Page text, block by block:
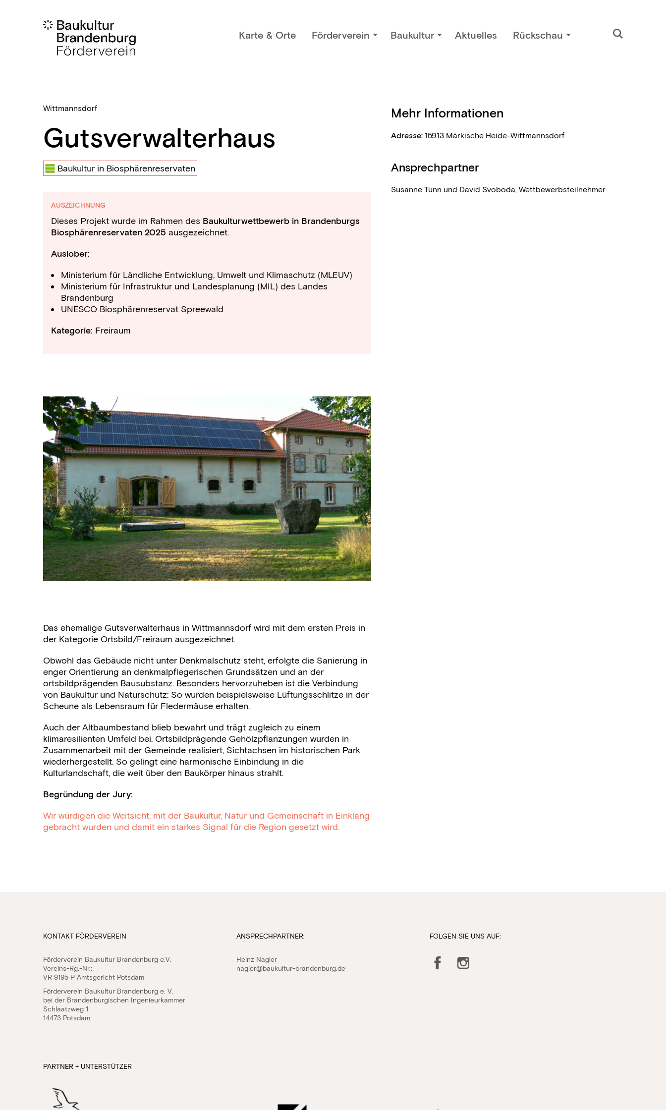
Karte & Orte Förderverein Baukultur Aktuelles Rückschau
Wittmannsdorf
Gutsverwalterhaus
Baukultur in Biosphärenreservaten
AUSZEICHNUNG
Dieses Projekt wurde im Rahmen des Baukulturwettbewerb in Brandenburgs
Biosphärenreservaten 2025 ausgezeichnet.
Auslober:
Ministerium für Ländliche Entwicklung, Umwelt und Klimaschutz (MLEUV)
Ministerium für Infrastruktur und Landesplanung (MIL) des Landes
Brandenburg
UNESCO Biosphärenreservat Spreewald
Kategorie: Freiraum
Das ehemalige Gutsverwalterhaus in Wittmannsdorf wird mit dem ersten Preis in
der Kategorie Ortsbild/Freiraum ausgezeichnet.
Obwohl das Gebäude nicht unter Denkmalschutz steht, erfolgte die Sanierung in
enger Orientierung an denkmalpflegerischen Grundsätzen und an der
ortsbildprägenden Bausubstanz. Besonders hervorzuheben ist die Verbindung
von Baukultur und Naturschutz: So wurden beispielsweise Lüftungsschlitze in der
Scheune als Lebensraum für Fledermäuse erhalten.
Auch der Altbaumbestand blieb bewahrt und trägt zugleich zu einem
klimaresilienten Umfeld bei. Ortsbildprägende Gehölzpflanzungen wurden in
Zusammenarbeit mit der Gemeinde realisiert, Sichtachsen im historischen Park
wiederhergestellt. So gelingt eine harmonische Einbindung in die
Kulturlandschaft, die weit über den Baukörper hinaus strahlt.
Begründung der Jury:
Wir würdigen die Weitsicht, mit der Baukultur, Natur und Gemeinschaft in Einklang
gebracht wurden und damit ein starkes Signal für die Region gesetzt wird.
Mehr Informationen
Adresse: 15913 Märkische Heide-Wittmannsdorf
Ansprechpartner
Susanne Tunn und David Svoboda, Wettbewerbsteilnehmer
KONTAKT FÖRDERVEREIN
Förderverein Baukultur Brandenburg e.V.
Vereins-Rg.-Nr.:
VR 9195 P Amtsgericht Potsdam
Förderverein Baukultur Brandenburg e. V.
bei der Brandenburgischen Ingenieurkammer
Schlaatzweg 1
14473 Potsdam
ANSPRECHPARTNER:
Heinz Nagler
nagler@baukultur-brandenburg.de
FOLGEN SIE UNS AUF:
FacebookInstagram
PARTNER + UNTERSTÜTZER